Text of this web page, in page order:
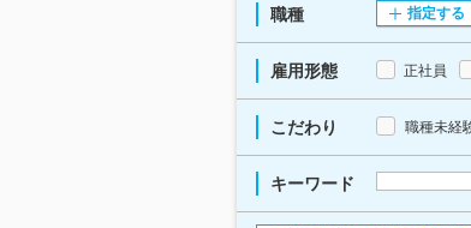
職種 指定する
雇用形態 正社員
こだわり 職種未経
キーワード